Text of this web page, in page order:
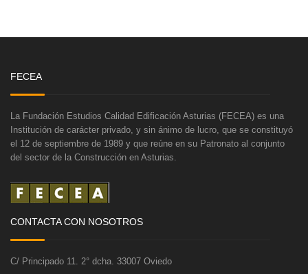
FECEA
La Fundación Estudios Calidad Edificación Asturias (FECEA) es una
Institución de carácter privado, y sin ánimo de lucro, que se constituyó
el 12 de septiembre de 1989 y que reúne en su Patronato al conjunto
del sector de la Construcción en Asturias.
CONTACTA CON NOSOTROS
C/ Principado 11. 2° dcha. 33007 Oviedo